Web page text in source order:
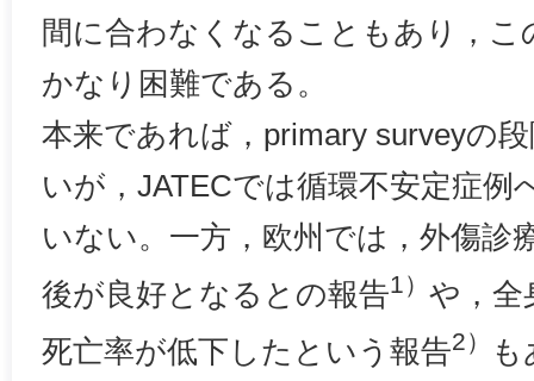
間に合わなくなることもあり，
かなり困難である。
本来であれば，primary surveyの
いが，JATECでは循環不安定症例
いない。一方，欧州では，外傷診
後が良好となるとの報告1） や，全
死亡率が低下したという報告2） も